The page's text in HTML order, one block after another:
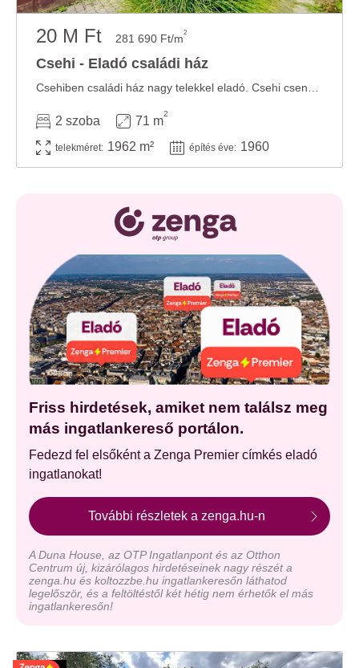
20 M Ft 281 690 Ft/m2
Csehi - Eladó családi ház
2 szoba 71 m
2
telekméret: 1962 m² építés éve: 1960
Friss hirdetések, amiket nem találsz meg
más ingatlankereső portálon.
Fedezd fel elsőként a Zenga Premier címkés eladó
ingatlanokat!
További részletek a zenga.hu-n
A Duna House, az OTP Ingatlanpont és az Otthon
Centrum új, kizárólagos hirdetéseinek nagy részét a
zenga.hu és koltozzbe.hu ingatlankeresőn láthatod
legelőször, és a feltöltéstől két hétig nem érhetők el más
ingatlankeresőn!